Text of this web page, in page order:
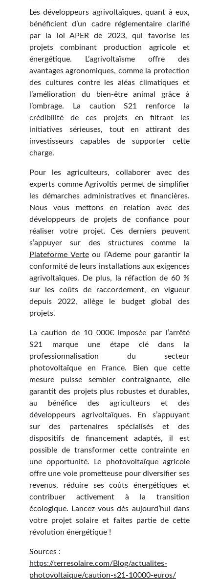
Les développeurs agrivoltaïques, quant à eux,
bénéficient d’un cadre réglementaire clarifié
par la loi APER de 2023, qui favorise les
projets combinant production agricole et
énergétique. L’agrivoltaïsme offre des
avantages agronomiques, comme la protection
des cultures contre les aléas climatiques et
l’amélioration du bien-être animal grâce à
l’ombrage. La caution S21 renforce la
crédibilité de ces projets en filtrant les
initiatives sérieuses, tout en attirant des
investisseurs capables de supporter cette
charge.
Pour les agriculteurs, collaborer avec des
experts comme Agrivoltis permet de simplifier
les démarches administratives et financières.
Nous vous mettons en relation avec des
développeurs de projets de confiance pour
réaliser votre projet. Ces derniers peuvent
s’appuyer sur des structures comme la
Plateforme Verteou l’Ademe pour garantir la
conformité de leurs installations aux exigences
agrivoltaïques. De plus, la réfaction de 60 %
sur les coûts de raccordement, en vigueur
depuis 2022, allège le budget global des
projets.
La caution de 10 000€ imposée par l’arrêté
S21 marque une étape clé dans la
professionnalisation du secteur
photovoltaïque en France. Bien que cette
mesure puisse sembler contraignante, elle
garantit des projets plus robustes et durables,
au bénéfice des agriculteurs et des
développeurs agrivoltaïques. En s’appuyant
sur des partenaires spécialisés et des
dispositifs de financement adaptés, il est
possible de transformer cette contrainte en
une opportunité. Le photovoltaïque agricole
offre une voie prometteuse pour diversifier ses
revenus, réduire ses coûts énergétiques et
contribuer activement à la transition
écologique. Lancez-vous dès aujourd’hui dans
votre projet solaire et faites partie de cette
révolution énergétique !
Sources :
https://terresolaire.com/Blog/actualites-
photovoltaique/caution-s21-10000-euros/